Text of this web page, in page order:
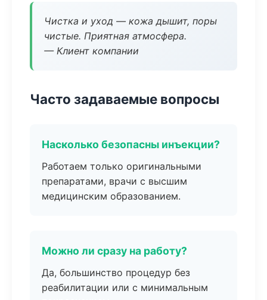
Чистка и уход — кожа дышит, поры
чистые. Приятная атмосфера.
— Клиент компании
Часто задаваемые вопросы
Насколько безопасны инъекции?
Работаем только оригинальными
препаратами, врачи с высшим
медицинским образованием.
Можно ли сразу на работу?
Да, большинство процедур без
реабилитации или с минимальным